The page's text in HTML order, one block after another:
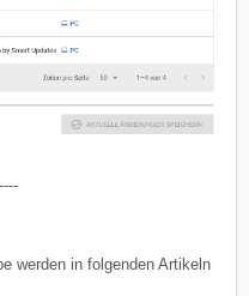
werden in folgenden Artikeln